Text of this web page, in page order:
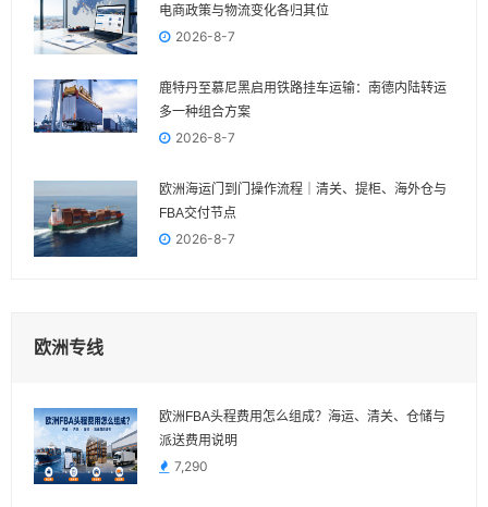
电商政策与物流变化各归其位
2026-8-7
鹿特丹至慕尼黑启用铁路挂车运输：南德内陆转运
多一种组合方案
2026-8-7
欧洲海运门到门操作流程｜清关、提柜、海外仓与
FBA交付节点
2026-8-7
欧洲专线
欧洲FBA头程费用怎么组成？海运、清关、仓储与
派送费用说明
7,290